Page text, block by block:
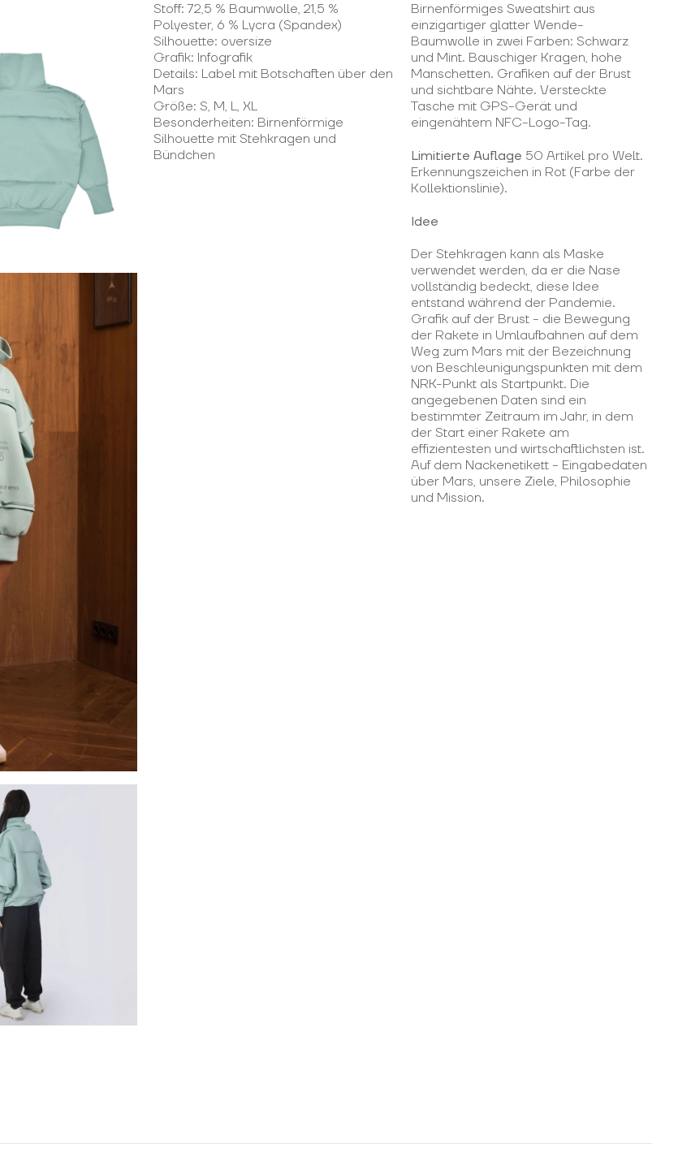
Stoff: 72,5 % Baumwolle, 21,5 %
Polyester, 6 % Lycra (Spandex)
Silhouette: oversize
Grafik: Infografik
Details: Label mit Botschaften über den
Mars
Größe: S, M, L, XL
Besonderheiten: Birnenförmige
Silhouette mit Stehkragen und
Bündchen
Birnenförmiges Sweatshirt aus
einzigartiger glatter Wende-
Baumwolle in zwei Farben: Schwarz
und Mint. Bauschiger Kragen, hohe
Manschetten. Grafiken auf der Brust
und sichtbare Nähte. Versteckte
Tasche mit GPS-Gerät und
eingenähtem NFC-Logo-Tag.
Limitierte Auflage 50 Artikel pro Welt.
Erkennungszeichen in Rot (Farbe der
Kollektionslinie).
Idee
Der Stehkragen kann als Maske
verwendet werden, da er die Nase
vollständig bedeckt, diese Idee
entstand während der Pandemie.
Grafik auf der Brust - die Bewegung
der Rakete in Umlaufbahnen auf dem
Weg zum Mars mit der Bezeichnung
von Beschleunigungspunkten mit dem
NRK-Punkt als Startpunkt. Die
angegebenen Daten sind ein
bestimmter Zeitraum im Jahr, in dem
der Start einer Rakete am
effizientesten und wirtschaftlichsten ist.
Auf dem Nackenetikett - Eingabedaten
über Mars, unsere Ziele, Philosophie
und Mission.